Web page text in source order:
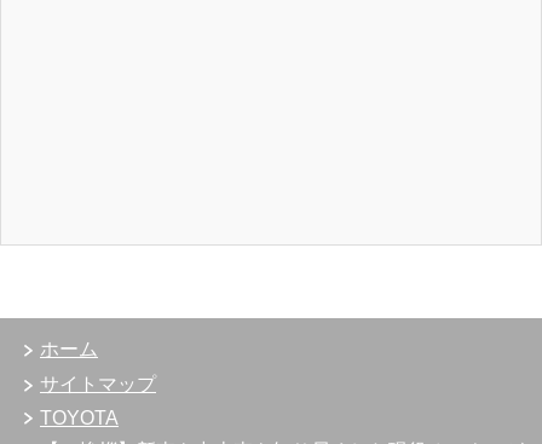
ホーム
サイトマップ
TOYOTA